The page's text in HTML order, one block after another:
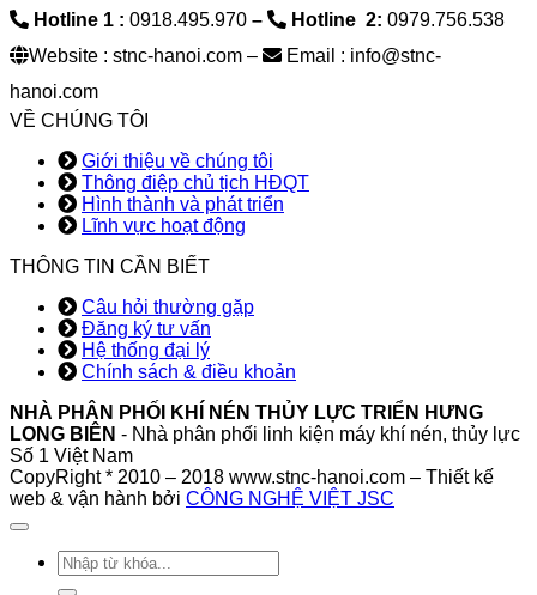
Hotline 1 : 0918.495.970 – Hotline 2: 0979.756.538
Website : stnc-hanoi.com –
Email : info@stnc-
hanoi.com
VỀ CHÚNG TÔI
Giới thiệu về chúng tôi
Thông điệp chủ tịch HĐQT
Hình thành và phát triển
Lĩnh vực hoạt động
THÔNG TIN CẦN BIẾT
Câu hỏi thường gặp
Đăng ký tư vấn
Hệ thống đại lý
Chính sách & điều khoản
NHÀ PHÂN PHỐI KHÍ NÉN THỦY LỰC TRIỂN HƯNG
LONG BIÊN - Nhà phân phối linh kiện máy khí nén, thủy lực
Số 1 Việt Nam
CopyRight * 2010 – 2018 www.stnc-hanoi.com – Thiết kế
web & vận hành bởi CÔNG NGHỆ VIỆT JSC
Tìm
kiếm: